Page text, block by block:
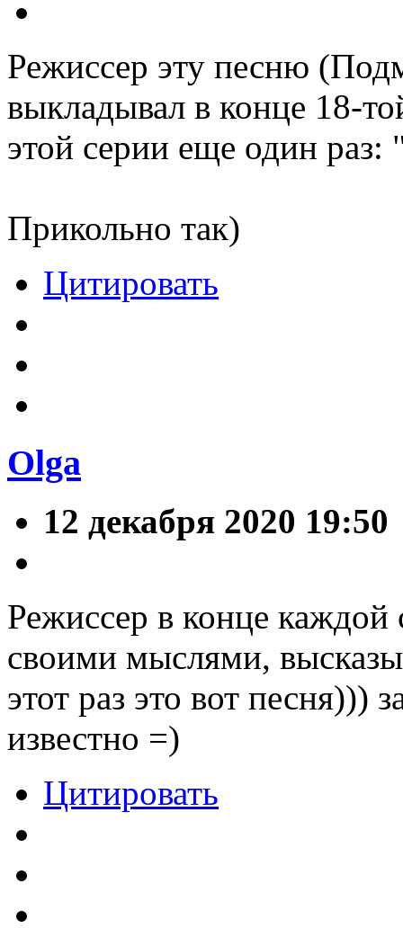
Режиссер эту песню
выкладывал в конце 18-
этой серии еще один раз:
Прикольно так)
Цитировать
Olga
12 декабря 2020 19:50
Режиссер в конце каждой
своими мыслями,
этот раз это вот песня)))
известно =)
Цитировать